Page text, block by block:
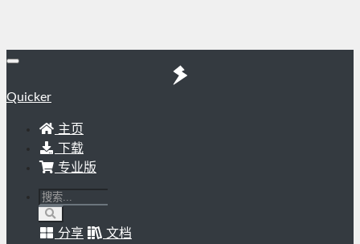
Quicker
主页
下载
专业版
分享
文档